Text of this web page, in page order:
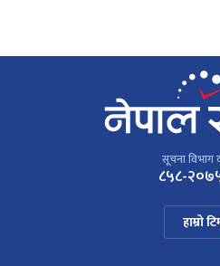
सूचना विभाग
८५८-
हाम्रो